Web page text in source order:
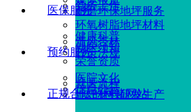
环氧树脂地坪材料
荣誉资质
健康科普
党务工作
清风杏林
医院文化
耐磨环保地坪服务
就医须知
就医流程
医保服务
政策法规
信息公示
预约服务
地坪材料研发生产
正规合法的网赌网站